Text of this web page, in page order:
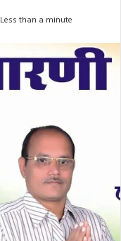
Less than a minute